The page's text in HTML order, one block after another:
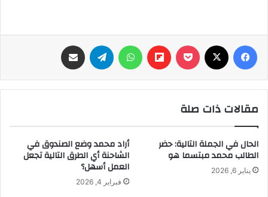
فيسبوك ‫Pocket
Flipboard واتساب تيلقرام
مقالات ذات صلة
الحال في الجملة التالية: حضر
الطالب محمد مبتسما هو
يناير 6, 2026
أراد محمد وضع الصندوق في
الشاحنة أي الطرق التالية تجعل
العمل أسهل؟
فبراير 4, 2026